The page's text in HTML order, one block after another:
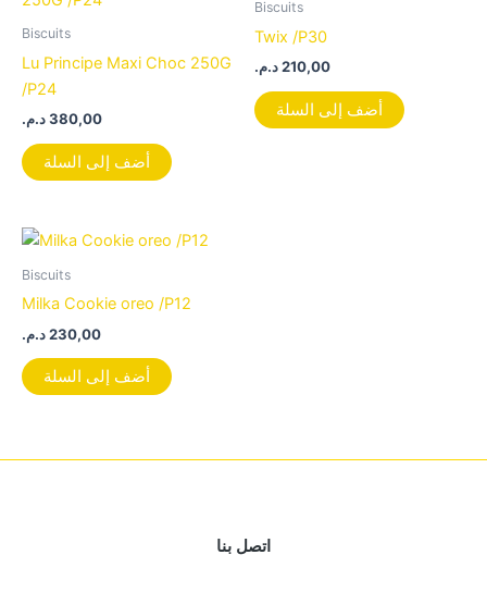
Biscuits
Lu Principe Maxi Choc 250G
/P24
380,00د.م.
أضف إلى السلة
Biscuits
Twix /P30
210,00د.م.
أضف إلى السلة
Biscuits
Milka Cookie oreo /P12
230,00د.م.
أضف إلى السلة
اتصل بنا